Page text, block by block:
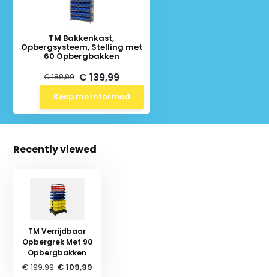
TM Bakkenkast,
Opbergsysteem, Stelling met
60 Opbergbakken
€ 189,99 € 139,99
Keep me informed
Recently viewed
TM Verrijdbaar
Opbergrek Met 90
Opbergbakken
€ 199,99 € 109,99